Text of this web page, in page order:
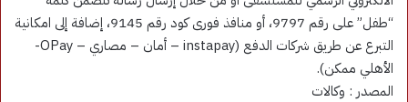
“طفل” على رقم 9797، أو منافذ فورى كود رقم 9145، إضافة إلى امكانية
التبرع عن طريق شركات الدفع (instapay – أمان – مصاري – OPay-
الأهلي ممكن).
المصدر : وكالات